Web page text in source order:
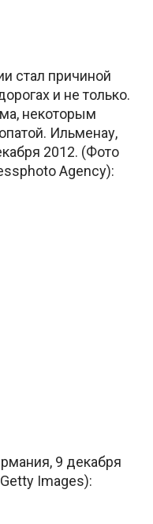
стал причиной
и не только.
некоторым
Ильменау,
2012. (Фото
Agency):
9 декабря
Images):